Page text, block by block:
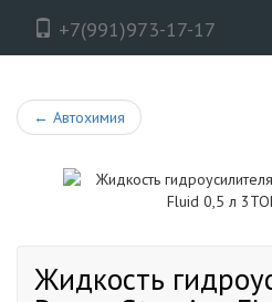
+7(991)973-17-17
← Автохимия
Жидкость